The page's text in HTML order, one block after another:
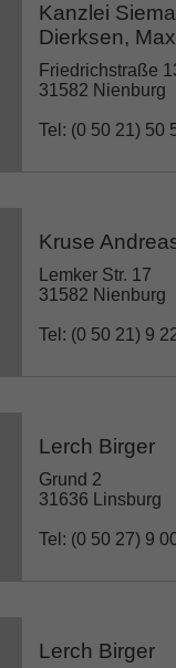
Kanzlei
Dierksen,
Friedrichstraße
31582 Nienburg
Tel: (0 50 21) 50
Kruse
Lemker Str. 17
31582 Nienburg
Tel: (0 50 21) 9
Lerch Birger
Grund 2
31636 Linsburg
Tel: (0 50 27) 9
Lerch Birger